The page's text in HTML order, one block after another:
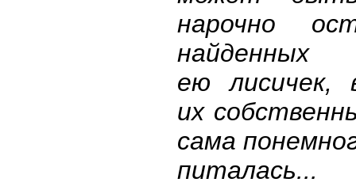
нарочно
найденных
ею лисичек,
их
сама
питалась...